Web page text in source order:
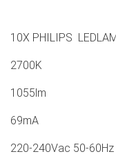
10X PHILIPS
2700K
1055lm
69mA
220-240Vac 50-60Hz